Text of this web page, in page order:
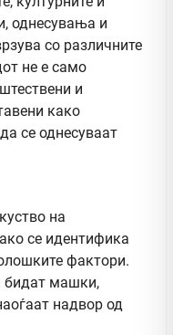
однесувања и
со различните
не е само
и
како
се однесуваат
на
се идентифика
фактори.
бидат машки,
надвор од